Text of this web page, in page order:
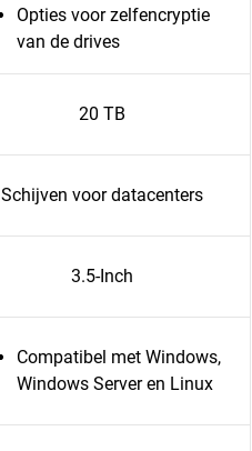
Opties voor zelfencryptie
van de drives
20 TB
Schijven voor datacenters
3.5-Inch
Compatibel met Windows,
Windows Server en Linux